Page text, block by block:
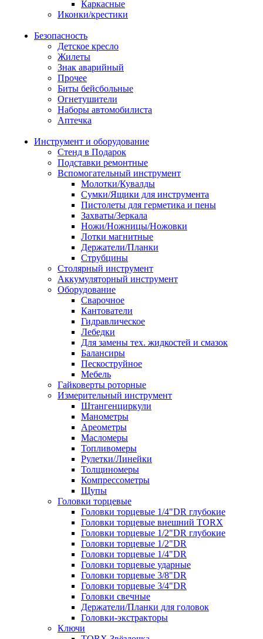
Каркасные
Иконки/крестики
Безопасность
Детское кресло
Жилеты
Знак аварийный
Прочее
Биты бейсбольные
Огнетушители
Наборы автомобилиста
Аптечка
Инструмент и оборудование
Стенд в Подарок
Подставки ремонтные
Вспомогательный инструмент
Молотки/Кувалды
Сумки/Ящики для инструмента
Пистолеты для герметика и пены
Захваты/Зеркала
Ножи/Ножницы/Ножовки
Лотки магнитные
Держатели/Планки
Струбцины
Столярный инструмент
Аккумуляторный инструмент
Оборудование
Сварочное
Кантователи
Гидравлическое
Лебедки
Для замены тех. жидкостей и смазок
Балансиры
Пескоструйное
Мебель
Гайковерты роторные
Измерительный инструмент
Штангенциркули
Манометры
Ареометры
Масломеры
Топливомеры
Рулетки/Линейки
Толщиномеры
Компрессометры
Щупы
Головки торцевые
Головки торцевые 1/4"DR глубокие
Головки торцевые внешний TORX
Головки торцевые 1/2"DR глубокие
Головки торцевые 1/2"DR
Головки торцевые 1/4"DR
Головки торцевые ударные
Головки торцевые 3/8"DR
Головки торцевые 3/4"DR
Головки свечные
Держатели/Планки для головок
Головки-экстракторы
Ключи